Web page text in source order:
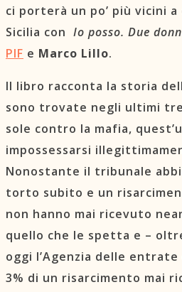
ci porterà un po’ più vicini a
Sicilia con Io posso. Due
PIF e Marco Lillo.
Il libro racconta la storia
sono trovate negli ultimi
sole contro la mafia,
impossessarsi
Nonostante il tribunale
torto subito e un
non hanno mai ricevuto
quello che le spetta e –
oggi l’Agenzia delle
3% di un risarcimento mai